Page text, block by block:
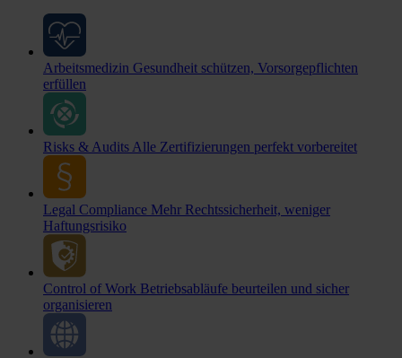
Arbeitsmedizin Gesundheit schützen, Vorsorgepflichten
erfüllen
Risks & Audits Alle Zertifizierungen perfekt vorbereitet
Legal Compliance Mehr Rechtssicherheit, weniger
Haftungsrisiko
Control of Work Betriebsabläufe beurteilen und sicher
organisieren